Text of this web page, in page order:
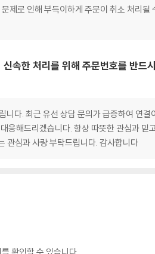
제로 인해 부득이하게 주문이 취소 처리
한 처리를 위해 주문번호를 반드
다. 최근 유선 상담 문의가 급증하여 연
응해드리겠습니다. 항상 따뜻한 관심과
관심과 사랑 부탁드립니다. 감사합니다